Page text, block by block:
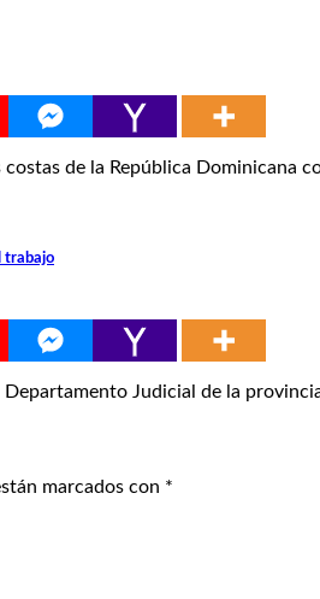
de la República Dominicana
trabajo
Judicial de la
marcados con *